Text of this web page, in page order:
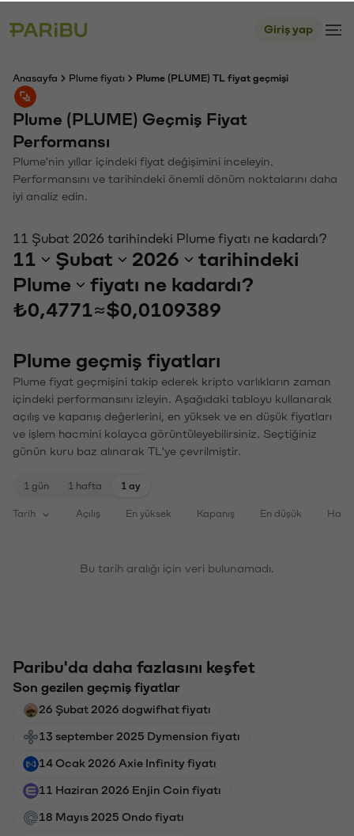
Giriş yap
Anasayfa Plume fiyatı Plume (PLUME) TL fiyat geçmişi
Plume (PLUME) Geçmiş Fiyat
Performansı
Plume'nin yıllar içindeki fiyat değişimini inceleyin.
Performansını ve tarihindeki önemli dönüm noktalarını daha
iyi analiz edin.
11 Şubat 2026 tarihindeki Plume fiyatı ne kadardı?
11 Şubat 2026
tarihindeki
Plume
fiyatı ne kadardı?
₺0,4771 ≈$0,0109389
Plume geçmiş fiyatları
Plume fiyat geçmişini takip ederek kripto varlıkların zaman
içindeki performansını izleyin. Aşağıdaki tabloyu kullanarak
açılış ve kapanış değerlerini, en yüksek ve en düşük fiyatları
ve işlem hacmini kolayca görüntüleyebilirsiniz. Seçtiğiniz
günün kuru baz alınarak TL'ye çevrilmiştir.
1 gün 1 hafta 1 ay
Tarih Açılış En yüksek Kapanış En düşük
Bu tarih aralığı için veri bulunamadı.
Paribu'da daha fazlasını keşfet
Son gezilen geçmiş fiyatlar
26 Şubat 2026 dogwifhat fiyatı
13 september 2025 Dymension fiyatı
14 Ocak 2026 Axie Infinity fiyatı
11 Haziran 2026 Enjin Coin fiyatı
18 Mayıs 2025 Ondo fiyatı